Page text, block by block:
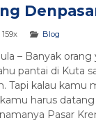
159x Blog
– Banyak
pantai di Kuta
Tapi kalau kamu
harus
Pasar